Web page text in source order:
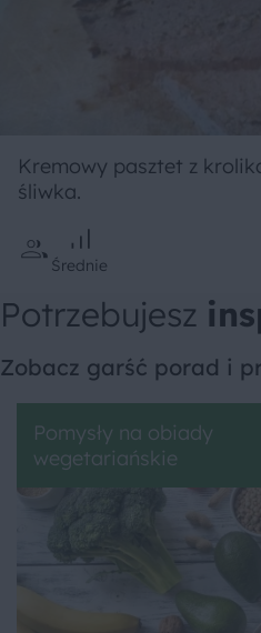
Kremowy pasztet z
śliwka.
Średnie
Potrzebujesz
Zobacz garść porad i
Pomysły na obiady
wegetariańskie